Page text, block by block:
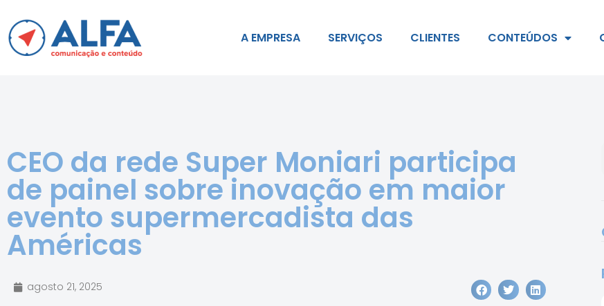
A EMPRESA SERVIÇOS CLIENTES CONTEÚDOS
CEO da rede Super Moniari participa
de painel sobre inovação em maior
evento supermercadista das
Américas
agosto 21, 2025